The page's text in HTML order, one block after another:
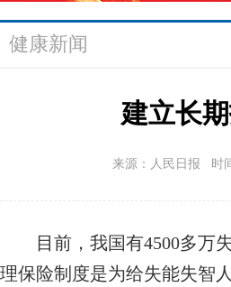
健康新闻
建立长
来源：人民日报 时
目前，我国有4500多万失
理保险制度是为给失能失智